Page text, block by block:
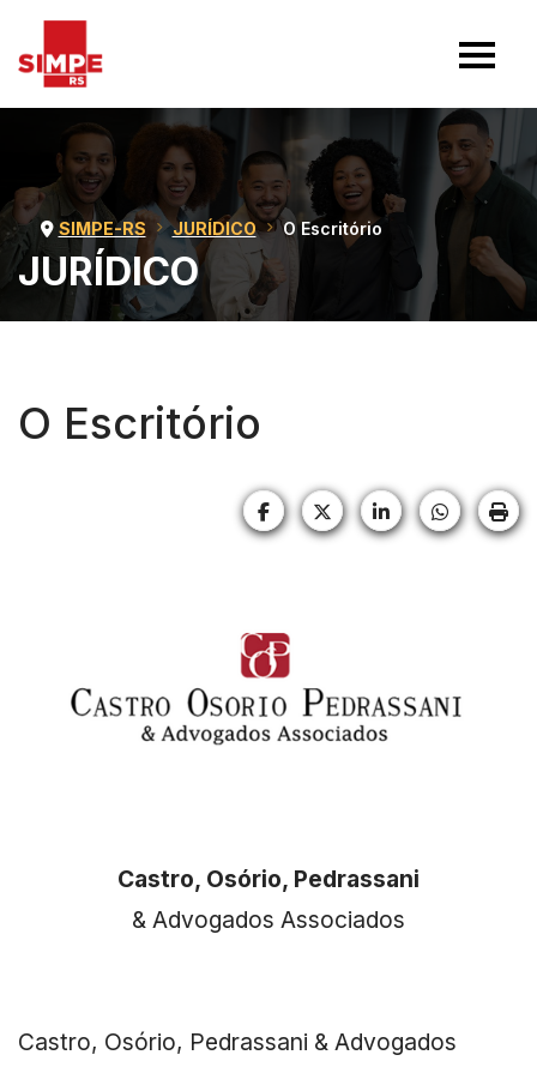
JURÍDICO
SIMPE-RS JURÍDICO O Escritório
O Escritório
FacebookX (formerly Twitter)
LinkedIn
Castro, Osório, Pedrassani
& Advogados Associados
Castro, Osório, Pedrassani & Advogados